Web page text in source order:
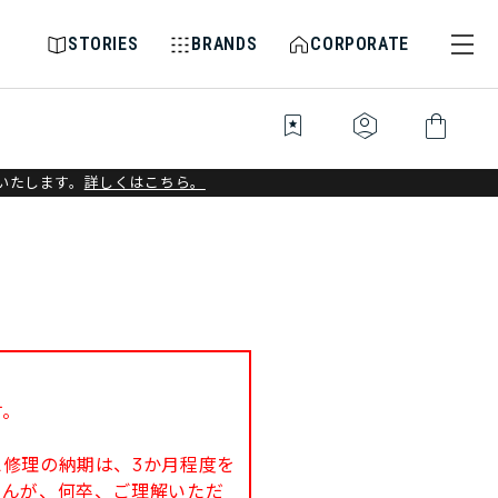
STORIES BRANDS CORPORATE
bookmark_star identity_platform shopping_bag
します。 詳しくはこちら。
理の納期は、3か月程度を
が、何卒、ご理解いただ